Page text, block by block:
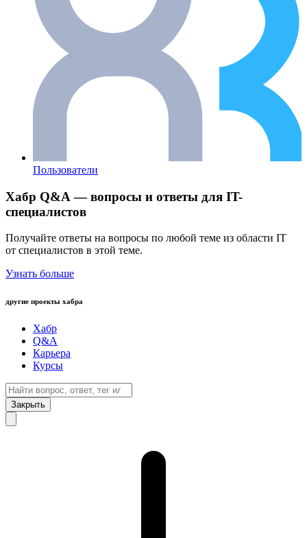
Пользователи
Хабр Q&A — вопросы и ответы для IT-
специалистов
Получайте ответы на вопросы по любой теме из области IT
от специалистов в этой теме.
Узнать больше
другие проекты хабра
Хабр
Q&A
Карьера
Курсы
Закрыть